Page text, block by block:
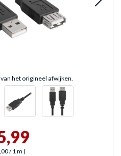
het origineel afwijken.
/ 1 m )